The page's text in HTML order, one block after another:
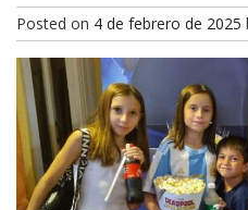
Posted on 4 de febrero de 2025